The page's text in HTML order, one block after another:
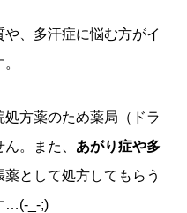
、多汗症に悩む方がイ
方薬のため薬局（ドラ
。また、 あがり症や多
薬として処方してもらう
…(-_-;)